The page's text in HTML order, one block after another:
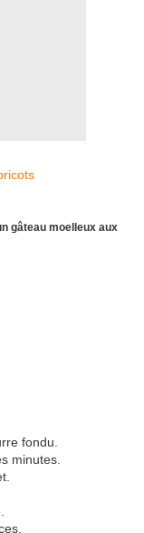
gâteau moelleux aux
fondu.
minutes.